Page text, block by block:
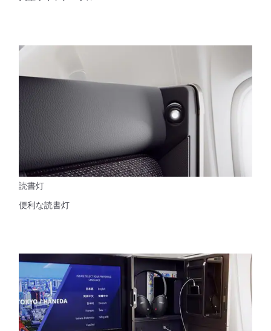
読書灯
便利な読書灯